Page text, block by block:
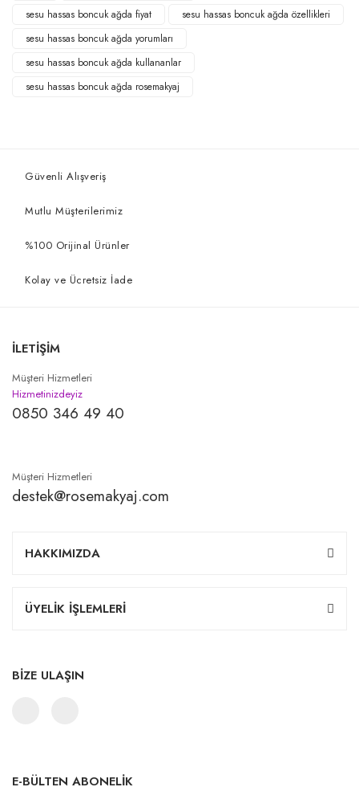
sesu hassas boncuk ağda fiyat
sesu hassas boncuk ağda özellikleri
sesu hassas boncuk ağda yorumları
sesu hassas boncuk ağda kullananlar
sesu hassas boncuk ağda rosemakyaj
Güvenli Alışveriş
Mutlu Müşterilerimiz
%100 Orijinal Ürünler
Kolay ve Ücretsiz İade
İLETİŞİM
Müşteri Hizmetleri
Hizmetinizdeyiz
0850 346 49 40
Müşteri Hizmetleri
destek@rosemakyaj.com
HAKKIMIZDA
ÜYELİK İŞLEMLERİ
BİZE ULAŞIN
E-BÜLTEN ABONELİK